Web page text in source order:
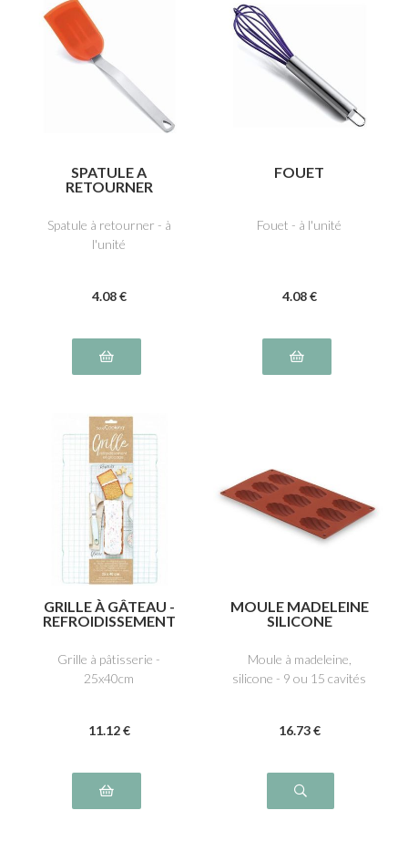
SPATULE A
RETOURNER
Spatule à retourner - à
l'unité
4.08 €
FOUET
Fouet - à l'unité
4.08 €
GRILLE À GÂTEAU -
REFROIDISSEMENT
Grille à pâtisserie -
25x40cm
11.12 €
MOULE MADELEINE
SILICONE
Moule à madeleine,
silicone - 9 ou 15 cavités
16.73 €